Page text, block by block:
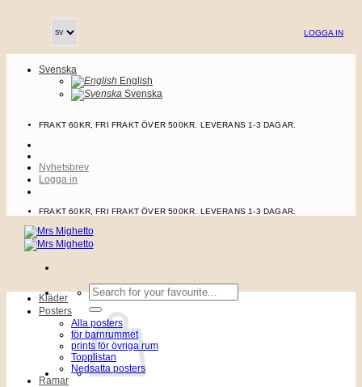
LOGGA IN
Svenska
English
Svenska
FRAKT 60KR, FRI FRAKT ÖVER 500KR. LEVERANS 1-3 DAGAR.
Nyhetsbrev
Logga in
FRAKT 60KR, FRI FRAKT ÖVER 500KR. LEVERANS 1-3 DAGAR.
Sök
efter:
Kläder
Posters
Alla posters
för barnrummet
prints för övriga rum
Topplistan
Nedsatta posters
Ramar